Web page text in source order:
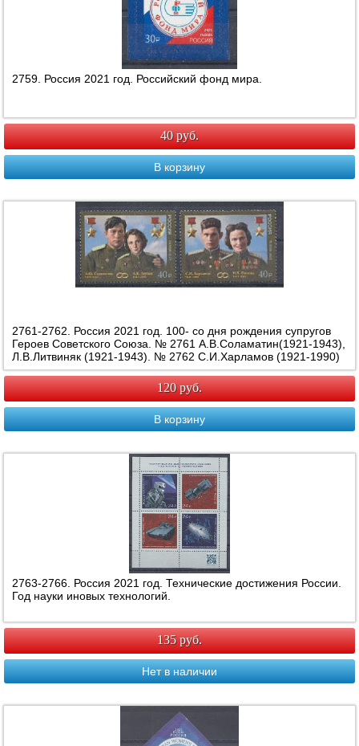
2759. Россия 2021 год. Российский фонд мира.
40 руб.
В корзину
2761-2762. Россия 2021 год. 100- со дня рождения супругов
Героев Советского Союза. № 2761 А.В.Соламатин(1921-1943),
Л.В.Литвиняк (1921-1943). № 2762 С.И.Харламов (1921-1990)
и Н.В.Попова(1921-2013).
120 руб.
В корзину
2763-2766. Россия 2021 год. Технические достижения России.
Год науки иновых технологий.
135 руб.
Нет в наличии